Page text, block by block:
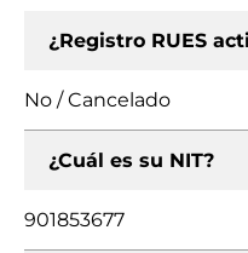
¿Registro RUES
No / Cancelado
¿Cuál es su NIT?
901853677